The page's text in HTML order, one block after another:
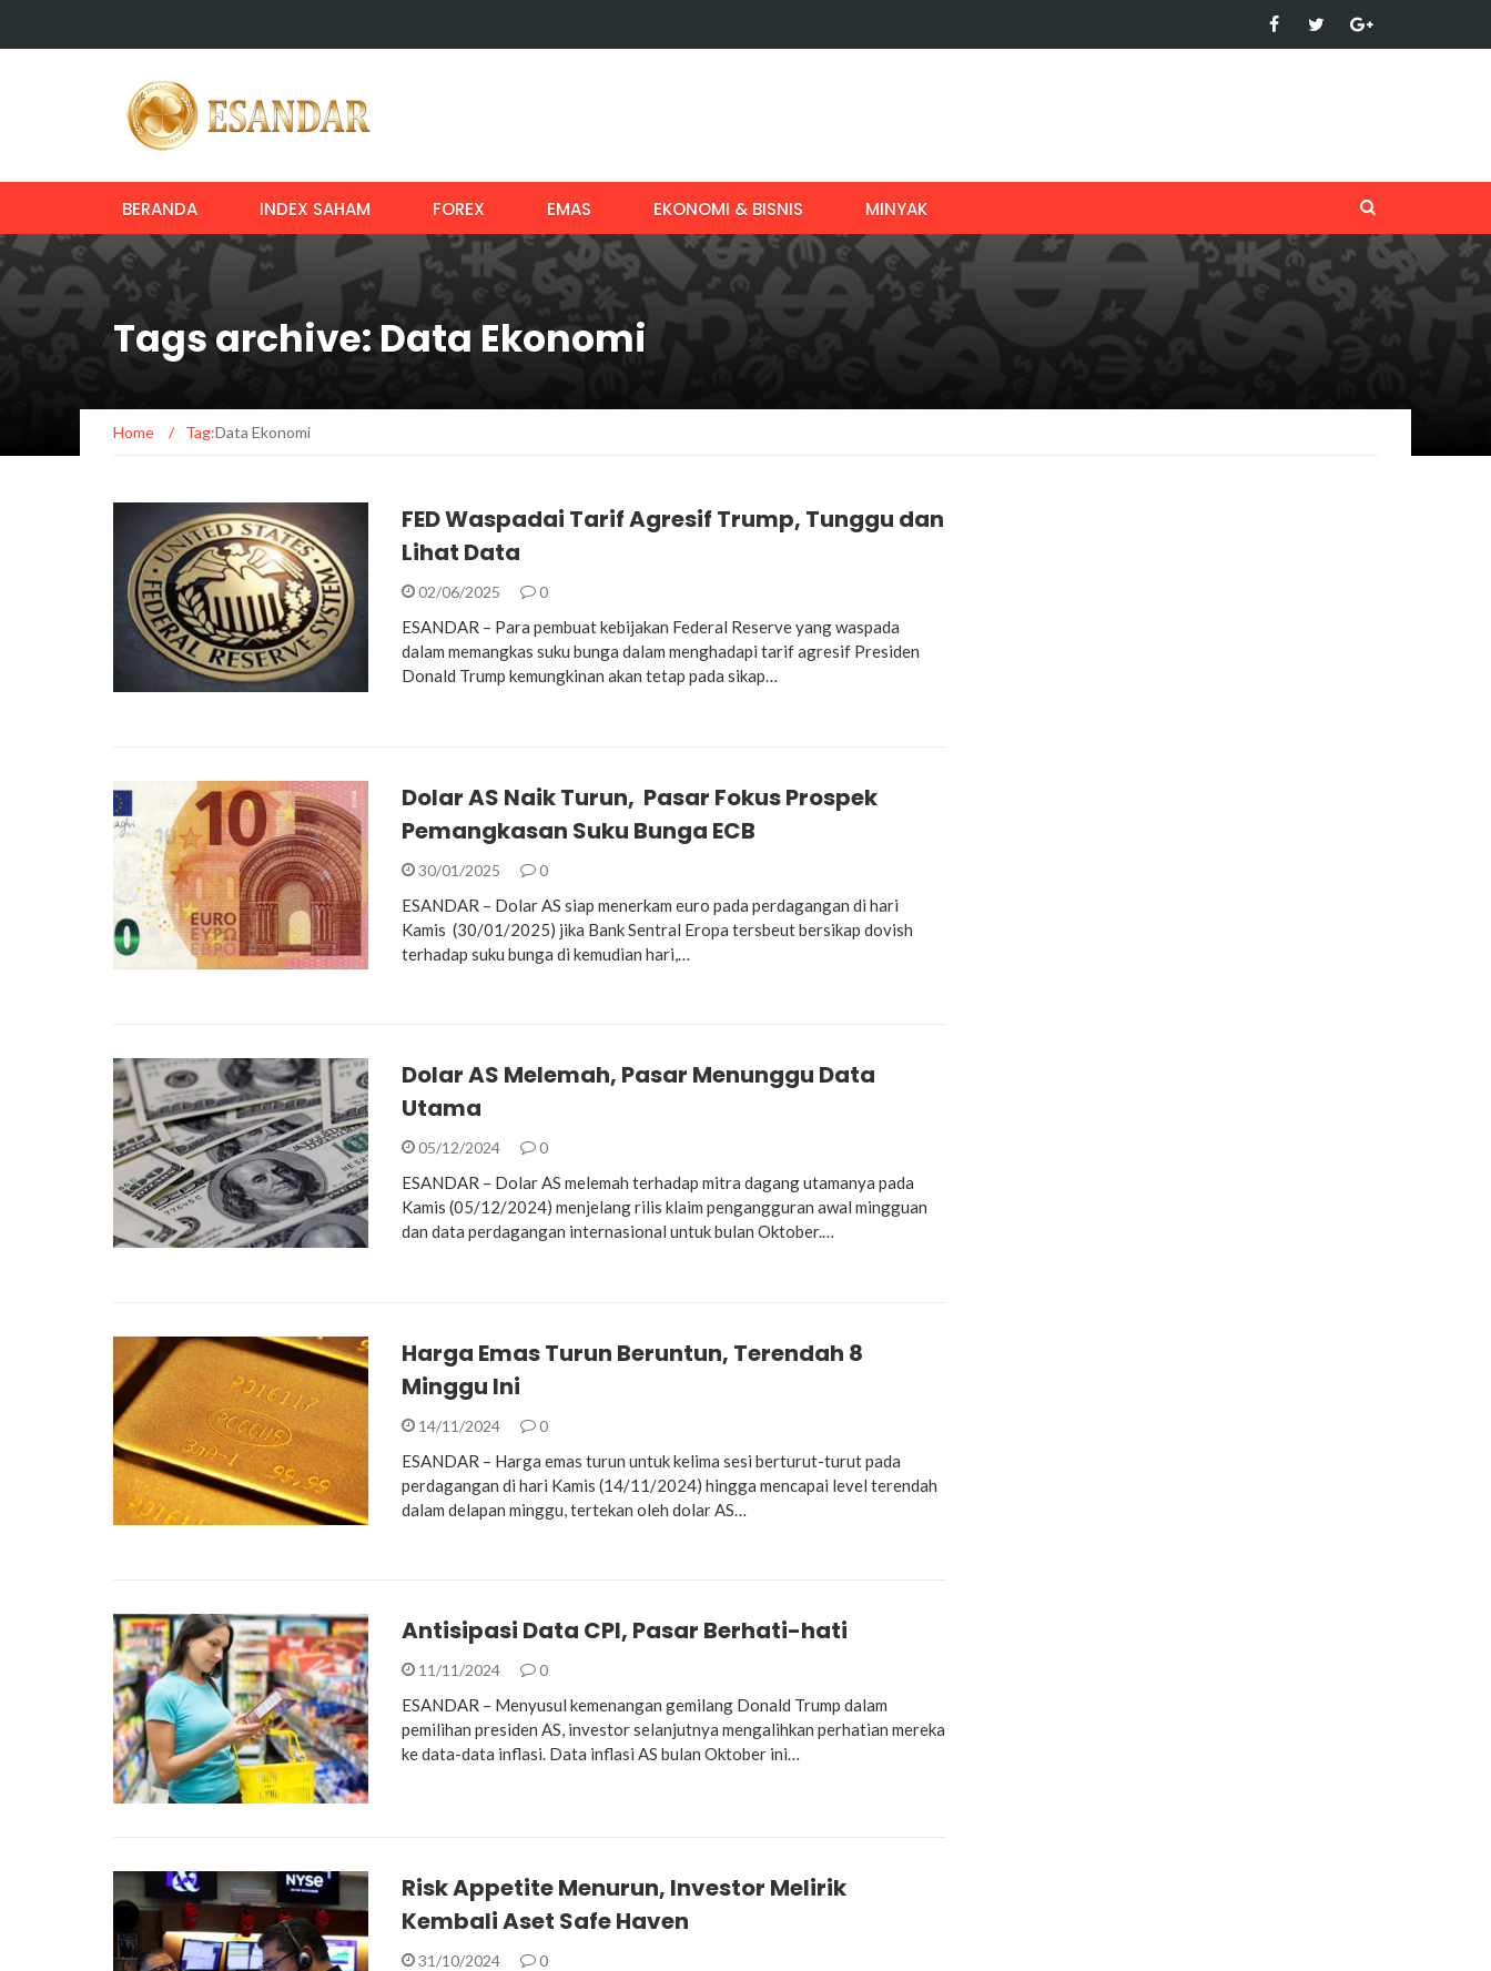
BERANDA INDEX SAHAM FOREX EMAS EKONOMI & BISNIS MINYAK
Tags archive: Data Ekonomi
Home / Tag:Data Ekonomi
FED Waspadai Tarif Agresif Trump, Tunggu dan
Lihat Data
02/06/2025 0
ESANDAR – Para pembuat kebijakan Federal Reserve yang waspada
dalam memangkas suku bunga dalam menghadapi tarif agresif Presiden
Donald Trump kemungkinan akan tetap pada sikap…
Dolar AS Naik Turun, Pasar Fokus Prospek
Pemangkasan Suku Bunga ECB
30/01/2025 0
ESANDAR – Dolar AS siap menerkam euro pada perdagangan di hari
Kamis (30/01/2025) jika Bank Sentral Eropa tersbeut bersikap dovish
terhadap suku bunga di kemudian hari,…
Dolar AS Melemah, Pasar Menunggu Data
Utama
05/12/2024 0
ESANDAR – Dolar AS melemah terhadap mitra dagang utamanya pada
Kamis (05/12/2024) menjelang rilis klaim pengangguran awal mingguan
dan data perdagangan internasional untuk bulan Oktober.…
Harga Emas Turun Beruntun, Terendah 8
Minggu Ini
14/11/2024 0
ESANDAR – Harga emas turun untuk kelima sesi berturut-turut pada
perdagangan di hari Kamis (14/11/2024) hingga mencapai level terendah
dalam delapan minggu, tertekan oleh dolar AS…
Antisipasi Data CPI, Pasar Berhati-hati
11/11/2024 0
ESANDAR – Menyusul kemenangan gemilang Donald Trump dalam
pemilihan presiden AS, investor selanjutnya mengalihkan perhatian mereka
ke data-data inflasi. Data inflasi AS bulan Oktober ini…
Risk Appetite Menurun, Investor Melirik
Kembali Aset Safe Haven
31/10/2024 0